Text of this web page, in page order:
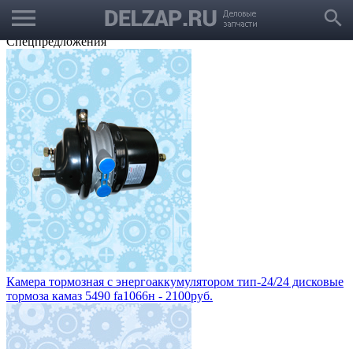
menu search
Выбрать город
Корзина
Заказать звонок
Спецпредложения
Камера тормозная с энергоаккумулятором тип-24/24 дисковые
тормоза камаз 5490 fa1066н - 2100руб.